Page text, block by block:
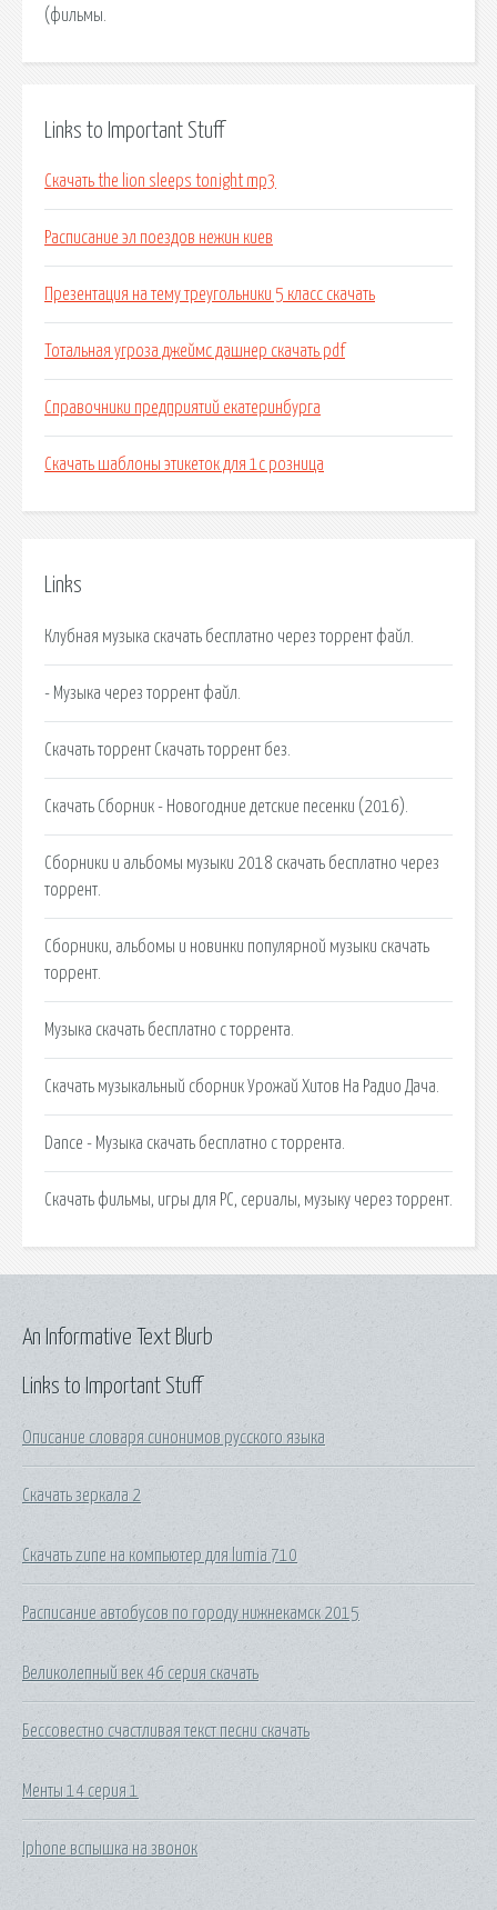
(фильмы.
Links to Important Stuff
Скачать the lion sleeps tonight mp3
Расписание эл поездов нежин киев
Презентация на тему треугольники 5 класс скачать
Тотальная угроза джеймс дашнер скачать pdf
Справочники предприятий екатеринбурга
Скачать шаблоны этикеток для 1с розница
Links
Клубная музыка скачать бесплатно через торрент файл.
- Музыка через торрент файл.
Скачать торрент Скачать торрент без.
Скачать Сборник - Новогодние детские песенки (2016).
Сборники и альбомы музыки 2018 скачать бесплатно через
торрент.
Сборники, альбомы и новинки популярной музыки скачать
торрент.
Музыка скачать бесплатно с торрента.
Скачать музыкальный сборник Урожай Хитов На Радио Дача.
Dance - Музыка скачать бесплатно с торрента.
Скачать фильмы, игры для PC, сериалы, музыку через торрент.
Links to Important Stuff
Описание словаря синонимов русского языка
Скачать зеркала 2
Скачать zune на компьютер для lumia 710
Расписание автобусов по городу нижнекамск 2015
Великолепный век 46 серия скачать
Бессовестно счастливая текст песни скачать
Менты 14 серия 1
Iphone вспышка на звонок
An Informative Text Blurb